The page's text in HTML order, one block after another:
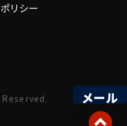
メール
リシー